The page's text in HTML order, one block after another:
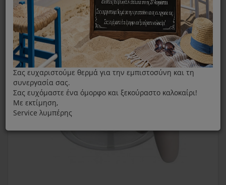
Σας ευχαριστούμε θερμά για την εμπιστοσύνη και τη
συνεργασία σας.
Σας ευχόμαστε ένα όμορφο και ξεκούραστο καλοκαίρι!
Με εκτίμηση,
Service λυμπέρης